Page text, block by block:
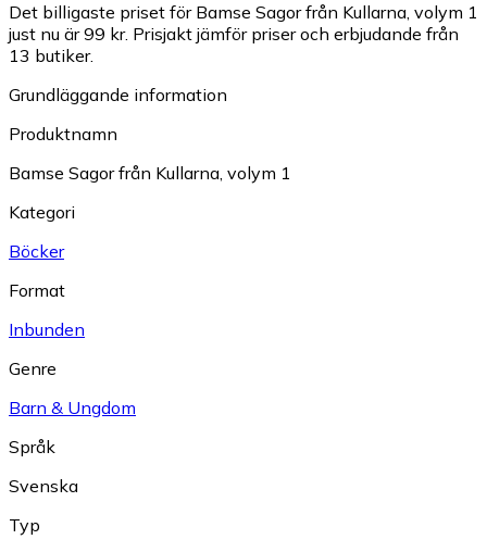
Det billigaste priset för Bamse Sagor från Kullarna, volym 1
just nu är 99 kr. Prisjakt jämför priser och erbjudande från
13 butiker.
Grundläggande information
Produktnamn
Bamse Sagor från Kullarna, volym 1
Kategori
Böcker
Format
Inbunden
Genre
Barn & Ungdom
Språk
Svenska
Typ